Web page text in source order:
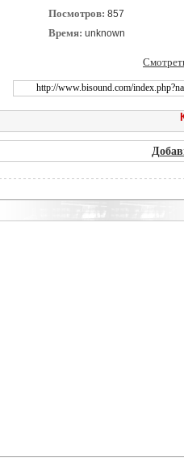
Посмотров: 857
Время: unknown
http://www.bisound.com/